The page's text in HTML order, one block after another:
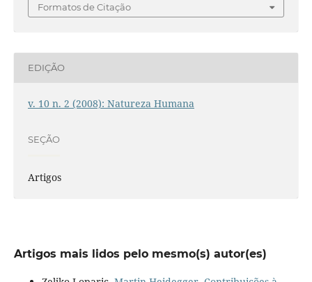
Formatos de Citação
EDIÇÃO
v. 10 n. 2 (2008): Natureza Humana
SEÇÃO
Artigos
Artigos mais lidos pelo mesmo(s) autor(es)